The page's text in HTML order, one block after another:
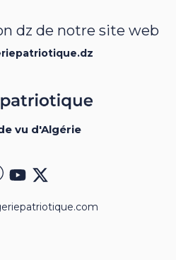
dz de notre site web
vu d'Algérie